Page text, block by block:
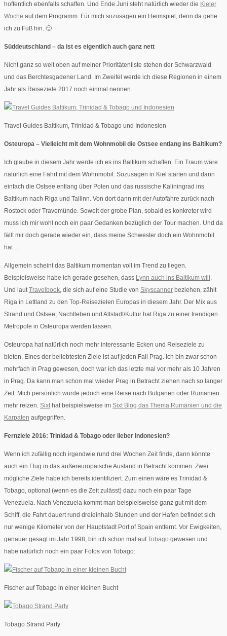
hoffentlich ebenfalls schaffen. Und Ende Juni steht natürlich wieder die Kieler
Woche auf dem Programm. Für mich sozusagen ein Heimspiel, denn da gehe
ich zu Fuß hin. 🙂
Süddeutschland – da ist es eigentlich auch ganz nett
Nicht ganz so weit oben auf meiner Prioritätenliste stehen der Schwarzwald
und das Berchtesgadener Land. Im Zweifel werde ich diese Regionen in einem
Jahr als Reiseziele 2017 noch einmal nennen.
Travel Guides Baltikum, Trinidad & Tobago und Indonesien
Osteuropa – Vielleicht mit dem Wohnmobil die Ostsee entlang ins Baltikum?
Ich glaube in diesem Jahr werde ich es ins Baltikum schaffen. Ein Traum wäre
natürlich eine Fahrt mit dem Wohnmobil. Sozusagen in Kiel starten und dann
einfach die Ostsee entlang über Polen und das russische Kaliningrad ins
Baltikum nach Riga und Tallinn. Von dort dann mit der Autofähre zurück nach
Rostock oder Travemünde. Soweit der grobe Plan, sobald es konkreter wird
muss ich mir wohl noch ein paar Gedanken bezüglich der Tour machen. Und da
fällt mir doch gerade wieder ein, dass meine Schwester doch ein Wohnmobil
hat…
Allgemein scheint das Baltikum momentan voll im Trend zu liegen.
Beispielsweise habe ich gerade gesehen, dass Lynn auch ins Baltikum will .
Und lautTravelbook, die sich auf eine Studie von Skyscanner beziehen, zählt
Riga in Lettland zu den Top-Reisezielen Europas in diesem Jahr. Der Mix aus
Strand und Ostsee, Nachtleben und Altstadt/Kultur hat Riga zu einer trendigen
Metropole in Osteuropa werden lassen.
Osteuropa hat natürlich noch mehr interessante Ecken und Reiseziele zu
bieten. Eines der beliebtesten Ziele ist auf jeden Fall Prag. Ich bin zwar schon
mehrfach in Prag gewesen, doch war ich das letzte mal vor mehr als 10 Jahren
in Prag. Da kann man schon mal wieder Prag in Betracht ziehen nach so langer
Zeit. Mich persönlich würde jedoch eine Reise nach Bulgarien oder Rumänien
mehr reizen. Sixthat beispielsweise im Sixt Blog das Thema Rumänien und die
Karpaten aufgegriffen.
Fernziele 2016: Trinidad & Tobago oder lieber Indonesien?
Wenn ich zufällig noch irgendwie rund drei Wochen Zeit finde, dann könnte
auch ein Flug in das außereuropäische Ausland in Betracht kommen. Zwei
mögliche Ziele habe ich bereits identifiziert. Zum einen wäre es Trinidad &
Tobago, optional (wenn es die Zeit zulässt) dazu noch ein paar Tage
Venezuela. Nach Venezuela kommt man beispielsweise ganz gut mit dem
Schiff, die Fahrt dauert rund dreieinhalb Stunden und der Hafen befindet sich
nur wenige Kilometer von der Hauptstadt Port of Spain entfernt. Vor Ewigkeiten,
genauer gesagt im Jahr 1998, bin ich schon mal aufTobago gewesen und
habe natürlich noch ein paar Fotos von Tobago:
Fischer auf Tobago in einer kleinen Bucht
Tobago Strand Party